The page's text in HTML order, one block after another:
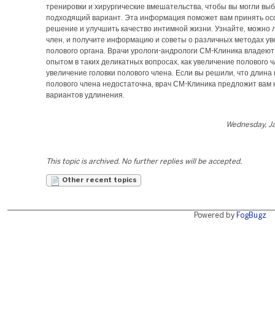
тренировки и хирургические вмешательства, чтобы вы могли
подходящий вариант. Эта информация поможет вам принять
решение и улучшить качество интимной жизни. Узнайте, можно
член, и получите информацию и советы о различных методах
полового органа. Врачи урологи-андрологи СМ-Клиника
опытом в таких деликатных вопросах, как увеличение полового
увеличение головки полового члена. Если вы решили, что длина
полового члена недостаточна, врач СМ-Клиника предложит вам
вариантов удлинения.
Wednesday,
This topic is archived. No further replies will be accepted.
Other recent topics
Powered by FogBugz